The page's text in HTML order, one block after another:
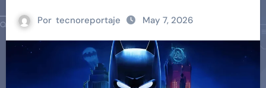
Por tecnoreportaje May 7, 2026